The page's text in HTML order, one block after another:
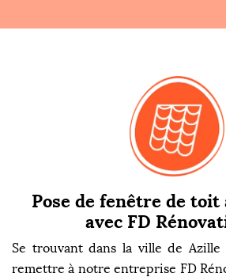
Pose de fenêtre de toit
avec FD
Se trouvant dans la ville de Azille
remettre à notre entreprise FD